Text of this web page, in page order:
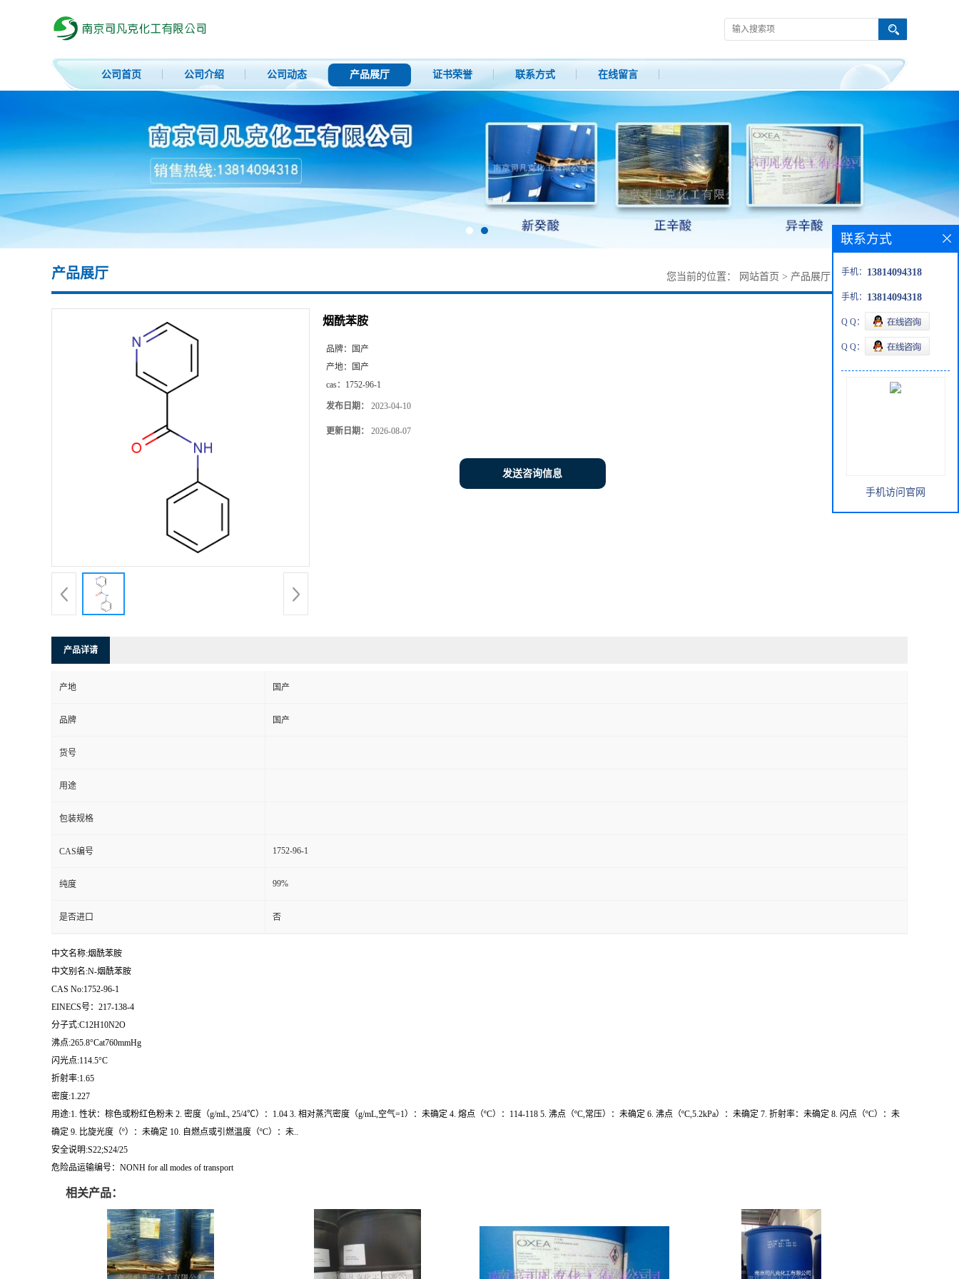
公司首页 公司介绍 公司动态 产品展厅 证书荣誉 联系方式 在线留言
产品展厅 您当前的位置： 网站首页 > 产品展厅 试剂> 烟酰苯胺
烟酰苯胺
品牌：
国产
产地：
国产
cas： 1752-96-1
发布日期： 2023-04-10
更新日期： 2026-08-07
发送咨询信息
产品详请
产地 国产
品牌 国产
货号
用途
包装规格
CAS编号 1752-96-1
纯度 99%
是否进口 否
中文名称:烟酰苯胺
中文别名:N-烟酰苯胺
CAS No:1752-96-1
EINECS号：217-138-4
分子式:C12H10N2O
沸点:265.8°Cat760mmHg
闪光点:114.5°C
折射率:1.65
密度:1.227
用途:1. 性状：棕色或粉红色粉未 2. 密度（g/mL, 25/4℃）：1.04 3. 相对蒸汽密度（g/mL,空气=1）：未确定 4. 熔点（ºC）：114-118 5. 沸点（ºC,常压）：未确定 6. 沸点（ºC,5.2kPa）：未确定 7. 折射率：未确定 8. 闪点（ºC）：未
确定 9. 比旋光度（º）：未确定 10. 自燃点或引燃温度（ºC）：未..
安全说明:S22;S24/25
危险品运输编号：NONH for all modes of transport
相关产品：
联系方式
手机： 13814094318
手机： 13814094318
Q Q：
Q Q：
手机访问官网